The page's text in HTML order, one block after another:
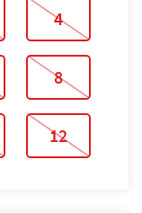
4
8
12